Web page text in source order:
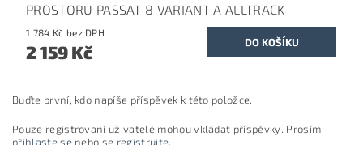
PROSTORU PASSAT 8 VARIANT A ALLTRACK
1 784 Kč bez DPH
2 159 Kč
Buďte první, kdo napíše příspěvek k této položce.
Pouze registrovaní uživatelé mohou vkládat příspěvky. Prosím
přihlaste senebo se registrujte.